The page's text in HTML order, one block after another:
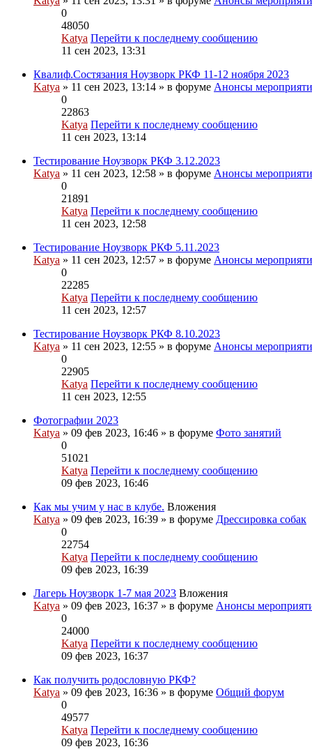
0
48050
Katya Перейти к последнему сообщению
11 сен 2023, 13:31
Квалиф.Состязания Ноузворк РКФ 11-12 ноября 2023
Katya » 11 сен 2023, 13:14 » в форуме Анонсы
0
22863
Katya Перейти к последнему сообщению
11 сен 2023, 13:14
Тестирование Ноузворк РКФ 3.12.2023
Katya » 11 сен 2023, 12:58 » в форуме Анонсы
0
21891
Katya Перейти к последнему сообщению
11 сен 2023, 12:58
Тестирование Ноузворк РКФ 5.11.2023
Katya » 11 сен 2023, 12:57 » в форуме Анонсы
0
22285
Katya Перейти к последнему сообщению
11 сен 2023, 12:57
Тестирование Ноузворк РКФ 8.10.2023
Katya » 11 сен 2023, 12:55 » в форуме Анонсы
0
22905
Katya Перейти к последнему сообщению
11 сен 2023, 12:55
Фотографии 2023
Katya » 09 фев 2023, 16:46 » в форуме Фото занятий
0
51021
Katya Перейти к последнему сообщению
09 фев 2023, 16:46
Как мы учим у нас в клубе. Вложения
Katya » 09 фев 2023, 16:39 » в форуме Дрессировка собак
0
22754
Katya Перейти к последнему сообщению
09 фев 2023, 16:39
Лагерь Ноузворк 1-7 мая 2023 Вложения
Katya » 09 фев 2023, 16:37 » в форуме Анонсы
0
24000
Katya Перейти к последнему сообщению
09 фев 2023, 16:37
Как получить родословную РКФ?
Katya » 09 фев 2023, 16:36 » в форуме Общий форум
0
49577
Katya Перейти к последнему сообщению
09 фев 2023, 16:36